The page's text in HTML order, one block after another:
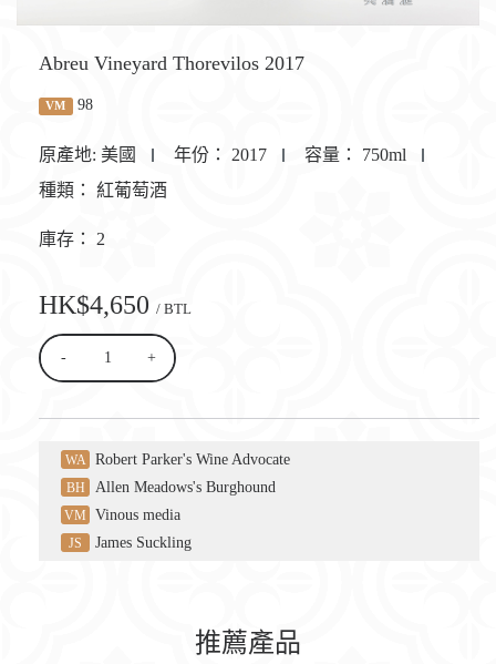
Abreu Vineyard Thorevilos 2017
VM 98
原產地: 美國 年份： 2017 容量：
750ml
種類： 紅葡萄酒
庫存： 2
HK$4,650 / BTL
- +
WA Robert Parker's Wine Advocate
BH Allen Meadows's Burghound
VM Vinous media
JS James Suckling
推薦產品